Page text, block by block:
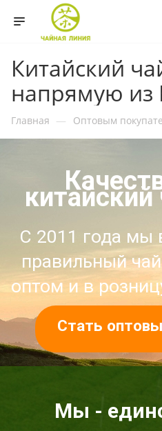
Китайский
напрямую из
Главная — Оптовым
С 2011 года мы
правильный
оптом и в
Стать
Мы -